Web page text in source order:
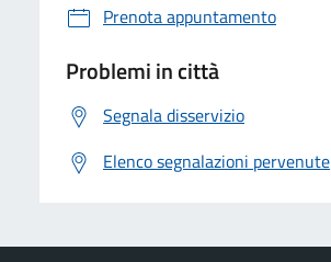
Prenota appuntamento
Problemi in città
Segnala disservizio
Elenco segnalazioni pervenute